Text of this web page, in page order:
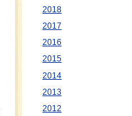
2018
2017
2016
2015
2014
2013
2012